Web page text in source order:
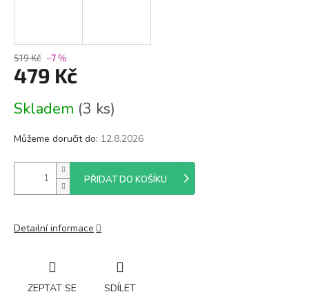
519 Kč –7 %
479 Kč
cena:
Skladem (3 ks)
Můžeme doručit do: 12.8.2026
PŘIDAT DO KOŠÍKU
Detailní informace
ZEPTAT SE SDÍLET